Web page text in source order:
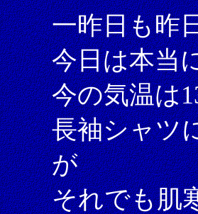
一昨日も昨
今日は本当
今の気温は
長袖シャツ
が
それでも肌